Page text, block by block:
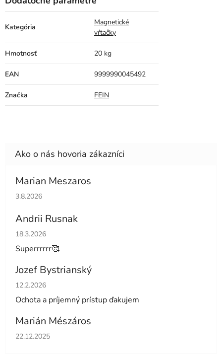
Kategória
Magnetické
vŕtačky
Hmotnosť 20 kg
EAN 9999990045492
Značka FEIN
Marian Meszaros
Hodnotenie obchodu je 5 z 5 hviezdičiek.
3.8.2026
Andrii Rusnak
Hodnotenie obchodu je 5 z 5 hviezdičiek.
18.3.2026
Superrrrrr🥰
Jozef Bystrianský
Hodnotenie obchodu je 5 z 5 hviezdičiek.
12.2.2026
Ochota a príjemný prístup ďakujem
Marián Mészáros
Hodnotenie obchodu je 5 z 5 hviezdičiek.
22.12.2025